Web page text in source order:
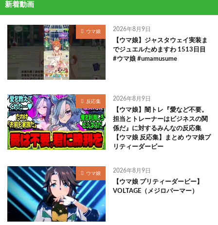
新着動画
ウマ娘 2026年8月9日
【ウマ娘】ジャスタウェイ実装ま
でジュエルためますわ 1513日目
#ウマ娘 #umamusume
反応集 2026年8月9日
【ウマ娘】闇トレ『愛など不要。
担当とトレーナーはビジネスの関
係だ』に対するみんなの反応集
【ウマ娘 反応集】まとめ ウマ娘プ
リティーダービー
ウマ娘 2026年8月9日
【ウマ娘 プリティーダービー】
VOLTAGE（メジロパーマー）